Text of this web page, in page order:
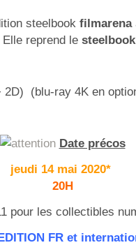
steelbook filmarena
reprend le
2D) (blu-ray 4K en
Date précos
jeudi 14 mai 2020*
20H
pour les collectibles
FR et